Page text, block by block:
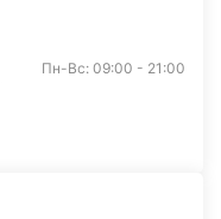
Пн-Вс: 09:00 - 21:00